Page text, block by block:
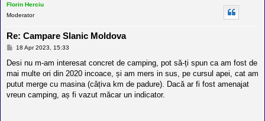
Florin Herciu
Moderator
Re: Campare Slanic Moldova
M
s
j
18 Apr 2023, 15:33
Desi nu m-am interesat concret de camping, pot să-ți spun ca am fost de
mai multe ori din 2020 incoace, și am mers in sus, pe cursul apei, cat am
putut merge cu masina (câțiva km de padure). Dacă ar fi fost amenajat
vreun camping, aș fi vazut măcar un indicator.